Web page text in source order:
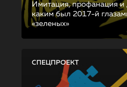
Имитация, профанация
каким был 2017-й
«зеленых»
СПЕЦПРОЕКТ